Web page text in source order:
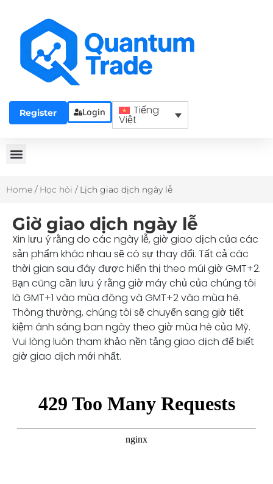
Register Login Tiếng
Việt
Home / Học hỏi / Lịch giao dịch ngày lễ
Giờ giao dịch ngày lễ
Xin lưu ý rằng do các ngày lễ, giờ giao dịch của các
sản phẩm khác nhau sẽ có sự thay đổi. Tất cả các
thời gian sau đây được hiển thị theo múi giờ GMT+2.
Bạn cũng cần lưu ý rằng giờ máy chủ của chúng tôi
là GMT+1 vào mùa đông và GMT+2 vào mùa hè.
Thông thường, chúng tôi sẽ chuyển sang giờ tiết
kiệm ánh sáng ban ngày theo giờ mùa hè của Mỹ.
Vui lòng luôn tham khảo nền tảng giao dịch để biết
giờ giao dịch mới nhất.